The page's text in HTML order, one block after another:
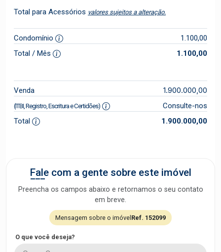
Total para Acessórios valores sujeitos a alteração.
Condomínio
1.100,00
Total / Mês
1.100,00
Venda 1.900.000,00
(ITBI, Registro, Escritura e Certidões)
Consulte-nos
Total
1.900.000,00
Fale com a gente sobre este imóvel
Preencha os campos abaixo e retornamos o seu contato
em breve.
Mensagem sobre o imóvel Ref. 152099
O que você deseja?